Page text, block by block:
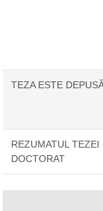
TEZA ESTE
REZUMATUL TEZEI
DOCTORAT